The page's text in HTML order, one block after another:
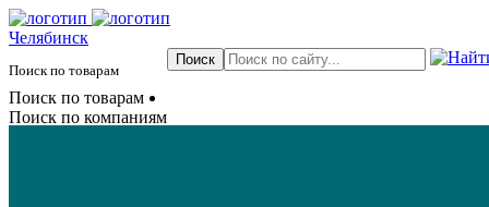
Челябинск
Поиск по товарам
Поиск по товарам
Поиск по компаниям